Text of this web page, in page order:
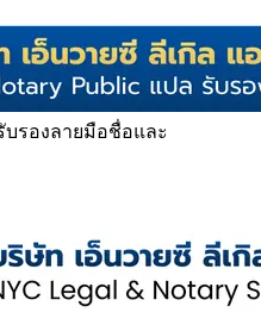
รองลายมือชื่อและ